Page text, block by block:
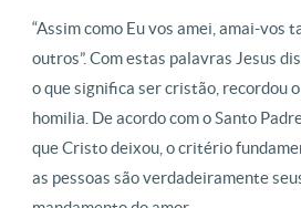
“Assim como Eu vos amei, amai-vos
outros”. Com estas palavras Jesus
o que significa ser cristão, recordou
homilia. De acordo com o Santo
que Cristo deixou, o critério
as pessoas são verdadeiramente